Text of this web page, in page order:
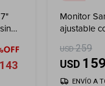
143
Monitor
ajustable
USD 259
USD 159
ENVÍO A